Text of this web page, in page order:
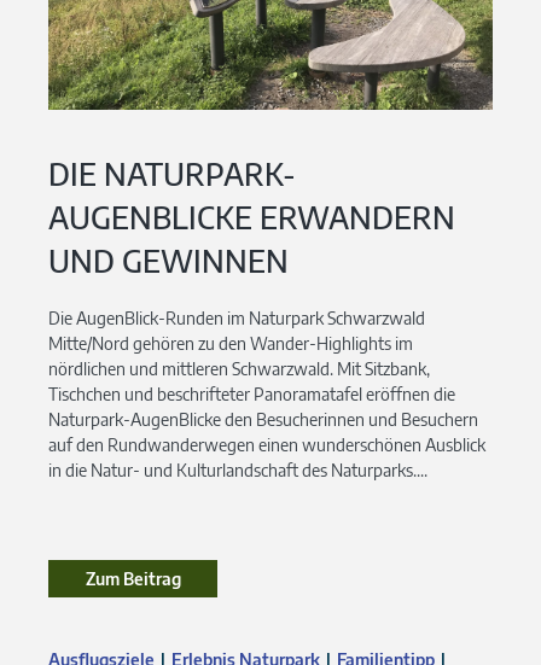
DIE NATURPARK-
AUGENBLICKE ERWANDERN
UND GEWINNEN
Die AugenBlick-Runden im Naturpark Schwarzwald
Mitte/Nord gehören zu den Wander-Highlights im
nördlichen und mittleren Schwarzwald. Mit Sitzbank,
Tischchen und beschrifteter Panoramatafel eröffnen die
Naturpark-AugenBlicke den Besucherinnen und Besuchern
auf den Rundwanderwegen einen wunderschönen Ausblick
in die Natur- und Kulturlandschaft des Naturparks....
Zum Beitrag
Ausflugsziele Erlebnis Naturpark
Familientipp